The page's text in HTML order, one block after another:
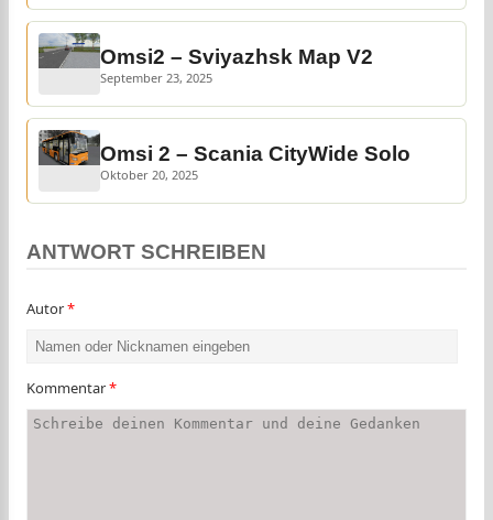
Omsi2 – Sviyazhsk Map V2
September 23, 2025
Omsi 2 – Scania CityWide Solo
Oktober 20, 2025
ANTWORT SCHREIBEN
Autor*
Kommentar*